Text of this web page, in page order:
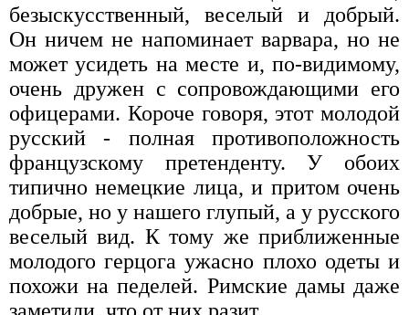
безыскусственный, веселый и добрый.
Он ничем не напоминает варвара, но не
может усидеть на месте и, по-видимому,
очень дружен с сопровождающими его
офицерами. Короче говоря, этот молодой
русский - полная противоположность
французскому претенденту. У обоих
типично немецкие лица, и притом очень
добрые, но у нашего глупый, а у русского
веселый вид. К тому же приближенные
молодого герцога ужасно плохо одеты и
похожи на педелей. Римские дамы даже